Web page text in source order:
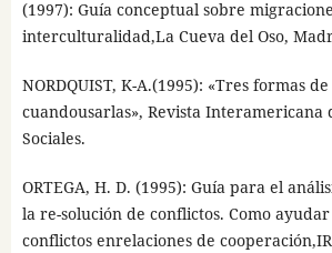
(1997): Guía conceptual sobre
interculturalidad,La Cueva del Oso,
NORDQUIST, K-A.(1995): «Tres formas
cuandousarlas», Revista Interamericana
Sociales.
ORTEGA, H. D. (1995): Guía para el
la re-solución de conflictos. Como
conflictos enrelaciones de